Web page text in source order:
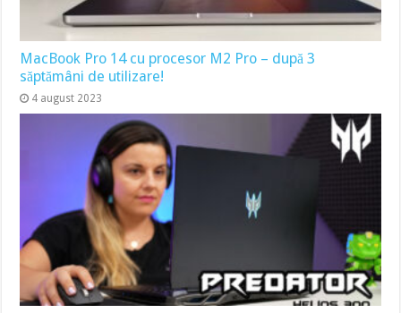
MacBook Pro 14 cu procesor M2 Pro – după 3
săptămâni de utilizare!
4 august 2023